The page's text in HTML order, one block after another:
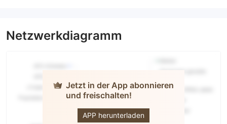
Netzwerkdiagramm
Jetzt in der App abonnieren
und freischalten!
APP herunterladen
Winner S